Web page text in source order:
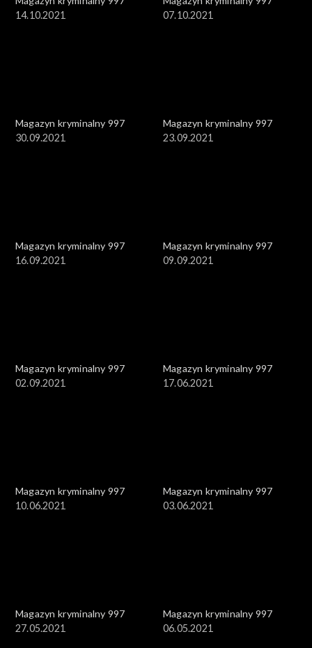
14.10.2021
07.10.2021
Magazyn kryminalny 997
30.09.2021
Magazyn kryminalny 997
23.09.2021
Magazyn kryminalny 997
16.09.2021
Magazyn kryminalny 997
09.09.2021
Magazyn kryminalny 997
02.09.2021
Magazyn kryminalny 997
17.06.2021
Magazyn kryminalny 997
10.06.2021
Magazyn kryminalny 997
03.06.2021
Magazyn kryminalny 997
27.05.2021
Magazyn kryminalny 997
06.05.2021